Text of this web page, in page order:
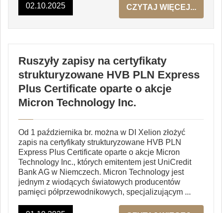
02.10.2025 CZYTAJ WIĘCEJ...
Ruszyły zapisy na certyfikaty
strukturyzowane HVB PLN Express
Plus Certificate oparte o akcje
Micron Technology Inc.
Od 1 października br. można w DI Xelion złożyć
zapis na certyfikaty strukturyzowane HVB PLN
Express Plus Certificate oparte o akcje Micron
Technology Inc., których emitentem jest UniCredit
Bank AG w Niemczech. Micron Technology jest
jednym z wiodących światowych producentów
pamięci półprzewodnikowych, specjalizującym ...